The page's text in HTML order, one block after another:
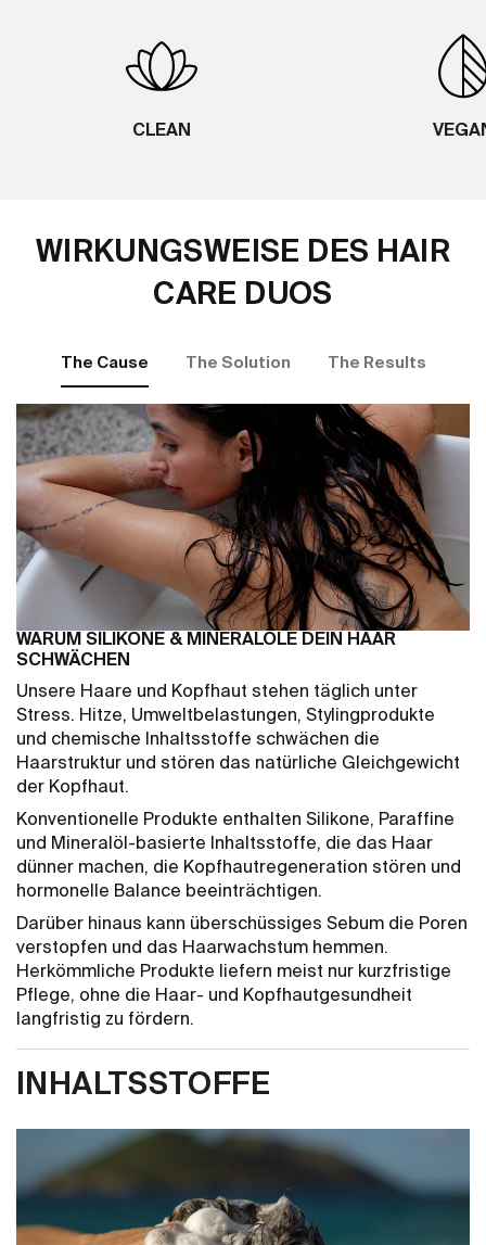
CLEAN
WIRKUNGSWEISE DES HAIR
CARE DUOS
The Cause The Solution The Results
WARUM SILIKONE & MINERALÖLE DEIN HAAR
SCHWÄCHEN
Unsere Haare und Kopfhaut stehen täglich unter
Stress. Hitze, Umweltbelastungen, Stylingprodukte
und chemische Inhaltsstoffe schwächen die
Haarstruktur und stören das natürliche Gleichgewicht
der Kopfhaut.
Konventionelle Produkte enthalten Silikone, Paraffine
und Mineralöl-basierte Inhaltsstoffe, die das Haar
dünner machen, die Kopfhautregeneration stören und
hormonelle Balance beeinträchtigen.
Darüber hinaus kann überschüssiges Sebum die Poren
verstopfen und das Haarwachstum hemmen.
Herkömmliche Produkte liefern meist nur kurzfristige
Pflege, ohne die Haar- und Kopfhautgesundheit
langfristig zu fördern.
INHALTSSTOFFE